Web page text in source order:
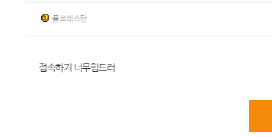
플로레스탄
접속하기 너무힘드러